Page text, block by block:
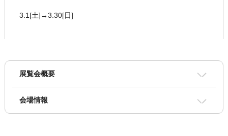
3.1[土]→3.30[日]
展覧会概要
会場情報